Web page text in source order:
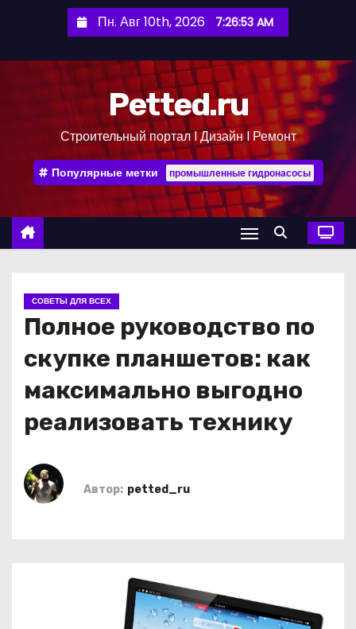
е
Пн. Авг 10th, 2026 7:26:54 AM
Petted.ru
Строительный портал l Дизайн l Ремонт
Популярные метки промышленные гидронасосы
СОВЕТЫ ДЛЯ ВСЕХ
Полное руководство по
скупке планшетов: как
максимально выгодно
реализовать технику
Автор: petted_ru